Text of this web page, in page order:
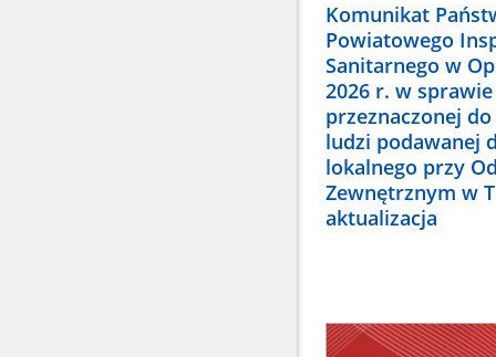
Komunikat
Powiatowego
Sanitarnego w
2026 r. w
przeznaczonej
ludzi podawanej
lokalnego przy
Zewnętrznym w
aktualizacja
Ostrzeżenia